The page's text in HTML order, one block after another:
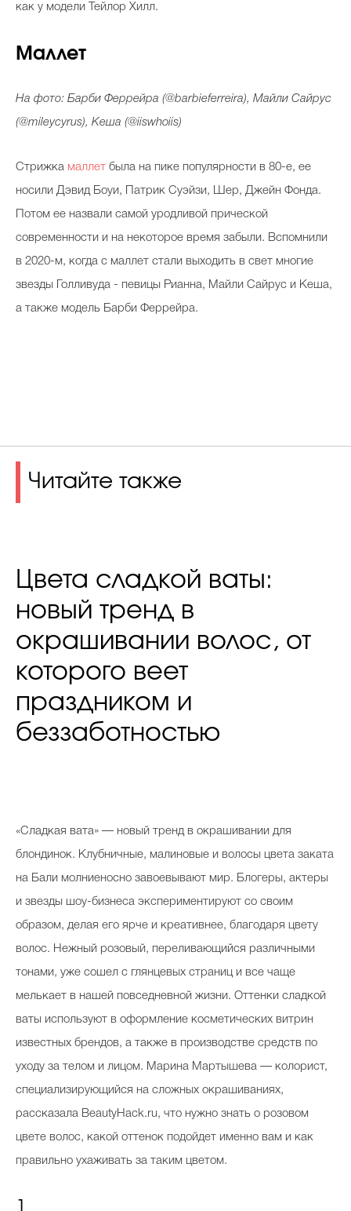
как у модели Тейлор Хилл.
Маллет
На фото: Барби Феррейра (@barbieferreira), Майли Сайрус
(@mileycyrus), Кеша (@iiswhoiis)
Стрижка маллет была на пике популярности в 80-е, ее
носили Дэвид Боуи, Патрик Суэйзи, Шер, Джейн Фонда.
Потом ее назвали самой уродливой прической
современности и на некоторое время забыли. Вспомнили
в 2020-м, когда с маллет стали выходить в свет многие
звезды Голливуда - певицы Рианна, Майли Сайрус и Кеша,
а также модель Барби Феррейра.
Читайте также
Цвета сладкой ваты:
новый тренд в
окрашивании волос, от
которого веет
праздником и
беззаботностью
«Сладкая вата» — новый тренд в окрашивании для
блондинок. Клубничные, малиновые и волосы цвета заката
на Бали молниеносно завоевывают мир. Блогеры, актеры
и звезды шоу-бизнеса экспериментируют со своим
образом, делая его ярче и креативнее, благодаря цвету
волос. Нежный розовый, переливающийся различными
тонами, уже сошел с глянцевых страниц и все чаще
мелькает в нашей повседневной жизни. Оттенки сладкой
ваты используют в оформление косметических витрин
известных брендов, а также в производстве средств по
уходу за телом и лицом. Марина Мартышева — колорист,
специализирующийся на сложных окрашиваниях,
рассказала BeautyHack.ru, что нужно знать о розовом
цвете волос, какой оттенок подойдет именно вам и как
правильно ухаживать за таким цветом.